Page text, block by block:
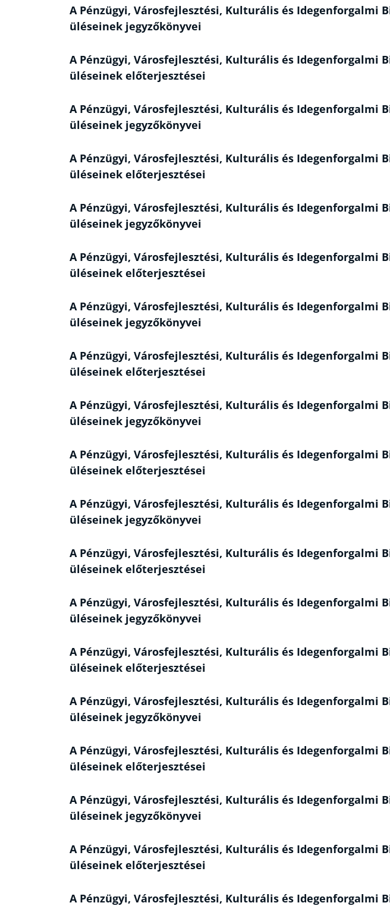
A Pénzügyi, Városfejlesztési, Kulturális és Idegenforgalmi
üléseinek jegyzőkönyvei
A Pénzügyi, Városfejlesztési, Kulturális és Idegenforgalmi
üléseinek előterjesztései
A Pénzügyi, Városfejlesztési, Kulturális és Idegenforgalmi
üléseinek jegyzőkönyvei
A Pénzügyi, Városfejlesztési, Kulturális és Idegenforgalmi
üléseinek előterjesztései
A Pénzügyi, Városfejlesztési, Kulturális és Idegenforgalmi
üléseinek jegyzőkönyvei
A Pénzügyi, Városfejlesztési, Kulturális és Idegenforgalmi
üléseinek előterjesztései
A Pénzügyi, Városfejlesztési, Kulturális és Idegenforgalmi
üléseinek jegyzőkönyvei
A Pénzügyi, Városfejlesztési, Kulturális és Idegenforgalmi
üléseinek előterjesztései
A Pénzügyi, Városfejlesztési, Kulturális és Idegenforgalmi
üléseinek jegyzőkönyvei
A Pénzügyi, Városfejlesztési, Kulturális és Idegenforgalmi
üléseinek előterjesztései
A Pénzügyi, Városfejlesztési, Kulturális és Idegenforgalmi
üléseinek jegyzőkönyvei
A Pénzügyi, Városfejlesztési, Kulturális és Idegenforgalmi
üléseinek előterjesztései
A Pénzügyi, Városfejlesztési, Kulturális és Idegenforgalmi
üléseinek jegyzőkönyvei
A Pénzügyi, Városfejlesztési, Kulturális és Idegenforgalmi
üléseinek előterjesztései
A Pénzügyi, Városfejlesztési, Kulturális és Idegenforgalmi
üléseinek jegyzőkönyvei
A Pénzügyi, Városfejlesztési, Kulturális és Idegenforgalmi
üléseinek előterjesztései
A Pénzügyi, Városfejlesztési, Kulturális és Idegenforgalmi
üléseinek jegyzőkönyvei
A Pénzügyi, Városfejlesztési, Kulturális és Idegenforgalmi
üléseinek előterjesztései
A Pénzügyi, Városfejlesztési, Kulturális és Idegenforgalmi